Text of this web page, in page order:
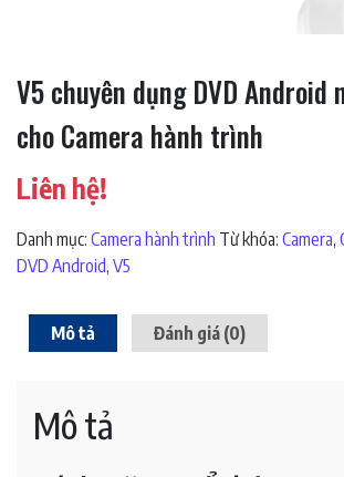
V5 chuyên dụng DVD Android
cho Camera hành trình
Liên hệ!
Danh mục: Camera hành trình Từ khóa: Camera,
DVD Android, V5
Mô tả Đánh giá (0)
Mô tả